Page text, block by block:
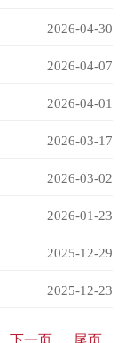
2026-04-30
2026-04-07
2026-04-01
2026-03-17
2026-03-02
2026-01-23
2025-12-29
2025-12-23
下一页 尾页